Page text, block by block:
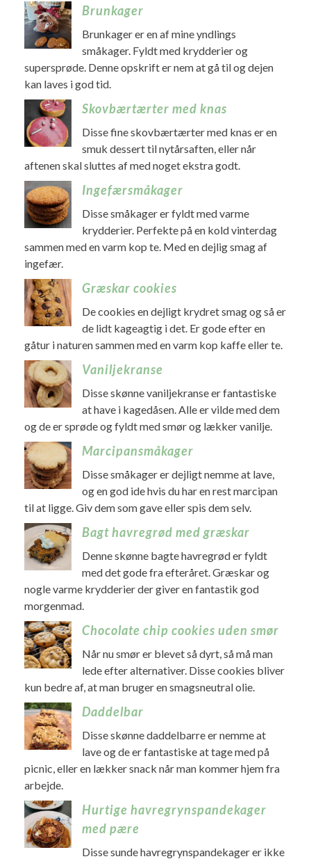
Brunkager
Brunkager er en af mine yndlings
småkager. Fyldt med krydderier og
supersprøde. Denne opskrift er nem at gå til og dejen
kan laves i god tid.
Skovbærtærter med knas
Disse fine skovbærtærter med knas er en
smuk dessert til nytårsaften, eller når
aftenen skal sluttes af med noget ekstra godt.
Ingefærsmåkager
Disse småkager er fyldt med varme
krydderier. Perfekte på en kold vinterdag
sammen med en varm kop te. Med en dejlig smag af
ingefær.
Græskar cookies
De cookies en dejligt krydret smag og så er
de lidt kageagtig i det. Er gode efter en
gåtur i naturen sammen med en varm kop kaffe eller te.
Vaniljekranse
Disse skønne vaniljekranse er fantastiske
at have i kagedåsen. Alle er vilde med dem
og de er sprøde og fyldt med smør og lækker vanilje.
Marcipansmåkager
Disse småkager er dejligt nemme at lave,
og en god ide hvis du har en rest marcipan
til at ligge. Giv dem som gave eller spis dem selv.
Bagt havregrød med græskar
Denne skønne bagte havregrød er fyldt
med det gode fra efteråret. Græskar og
nogle varme krydderier der giver en fantastik god
morgenmad.
Chocolate chip cookies uden smør
Når nu smør er blevet så dyrt, så må man
lede efter alternativer. Disse cookies bliver
kun bedre af, at man bruger en smagsneutral olie.
Daddelbar
Disse skønne daddelbarre er nemme at
lave og de er fantastiske at tage med på
picnic, eller en lækker snack når man kommer hjem fra
arbejde.
Hurtige havregrynspandekager
med pære
Disse sunde havregrynspandekager er ikke